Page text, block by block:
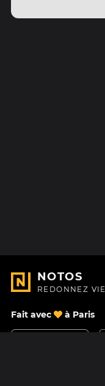
NOTOS
REDONNEZ
Fait avec à Paris